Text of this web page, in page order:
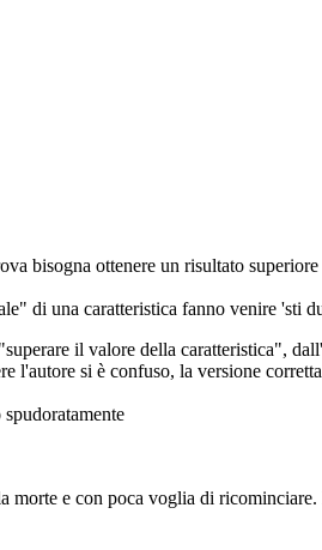
bisogna ottenere un risultato
di una caratteristica fanno venire 'sti
il valore della caratteristica",
l'autore si è confuso, la versione
e con poca voglia di